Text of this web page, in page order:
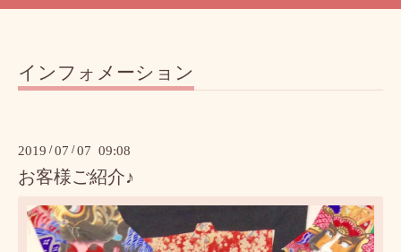
インフォメーション
2019 /07 /07 09:08
お客様ご紹介♪